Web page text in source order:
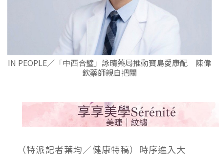
IN PEOPLE／「中西合璧」詠晴藥局推動寶島愛康配 陳偉
欽藥師親自把關
（特派記者葉均／健康特稿）時序進入大